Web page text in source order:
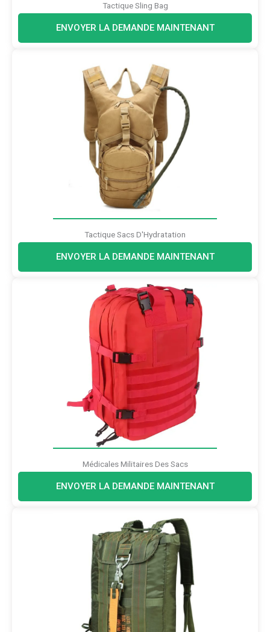
Tactique Sling Bag
ENVOYER LA DEMANDE MAINTENANT
Tactique Sacs D'Hydratation
ENVOYER LA DEMANDE MAINTENANT
Médicales Militaires Des Sacs
ENVOYER LA DEMANDE MAINTENANT